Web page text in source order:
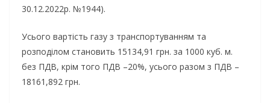
30.12.2022р. №1944).
Усього вартість газу з транспортуванням та
розподілом становить 15134,91 грн. за 1000 куб. м.
без ПДВ, крім того ПДВ –20%, усього разом з ПДВ –
18161,892 грн.